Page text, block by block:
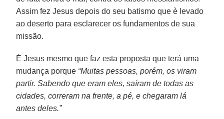
Assim fez Jesus depois do seu batismo que è levado
ao deserto para esclarecer os fundamentos de sua
missão.
É Jesus mesmo que faz esta proposta que terá uma
mudança porque “Muitas pessoas, porém, os viram
partir. Sabendo que eram eles, saíram de todas as
cidades, correram na frente, a pé, e chegaram lá
antes deles.”